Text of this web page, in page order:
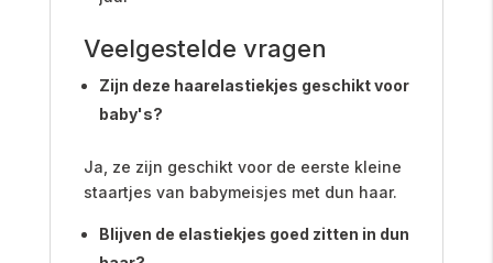
Veelgestelde vragen
Zijn deze haarelastiekjes geschikt voor
baby's?
Ja, ze zijn geschikt voor de eerste kleine
staartjes van babymeisjes met dun haar.
Blijven de elastiekjes goed zitten in dun